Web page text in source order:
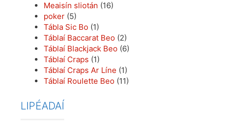
Meaisín sliotán (16)
poker (5)
Tábla Sic Bo (1)
Táblaí Baccarat Beo (2)
Táblaí Blackjack Beo (6)
Táblaí Craps (1)
Táblaí Craps Ar Líne (1)
Táblaí Roulette Beo (11)
LIPÉADAÍ